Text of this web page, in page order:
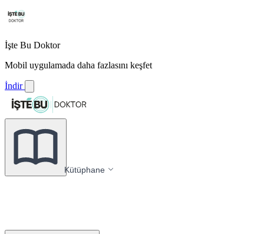
İşte Bu Doktor
Mobil uygulamada daha fazlasını keşfet
İndir
Kütüphane